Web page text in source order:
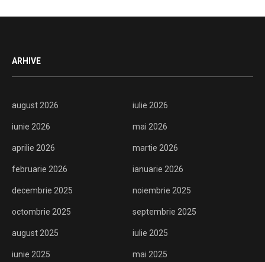
ARHIVE
august 2026 iulie 2026
iunie 2026 mai 2026
aprilie 2026 martie 2026
februarie 2026 ianuarie 2026
decembrie 2025 noiembrie 2025
octombrie 2025 septembrie 2025
august 2025 iulie 2025
iunie 2025 mai 2025